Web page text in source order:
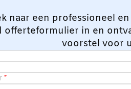
naar een professioneel
offerteformulier in en
voorstel voor